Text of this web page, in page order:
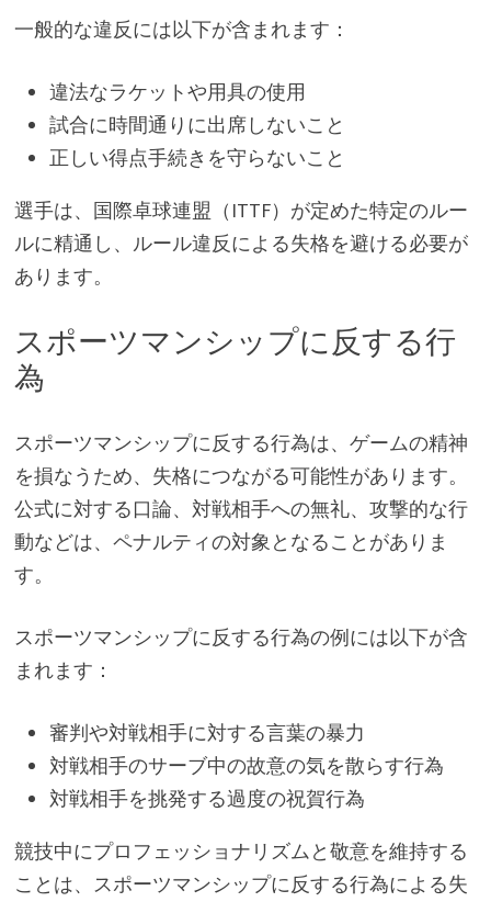
一般的な違反には以下が含まれます：
違法なラケットや用具の使用
試合に時間通りに出席しないこと
正しい得点手続きを守らないこと
選手は、国際卓球連盟（ITTF）が定めた特定のルー
ルに精通し、ルール違反による失格を避ける必要が
あります。
スポーツマンシップに反する行
為
スポーツマンシップに反する行為は、ゲームの精神
を損なうため、失格につながる可能性があります。
公式に対する口論、対戦相手への無礼、攻撃的な行
動などは、ペナルティの対象となることがありま
す。
スポーツマンシップに反する行為の例には以下が含
まれます：
審判や対戦相手に対する言葉の暴力
対戦相手のサーブ中の故意の気を散らす行為
対戦相手を挑発する過度の祝賀行為
競技中にプロフェッショナリズムと敬意を維持する
ことは、スポーツマンシップに反する行為による失